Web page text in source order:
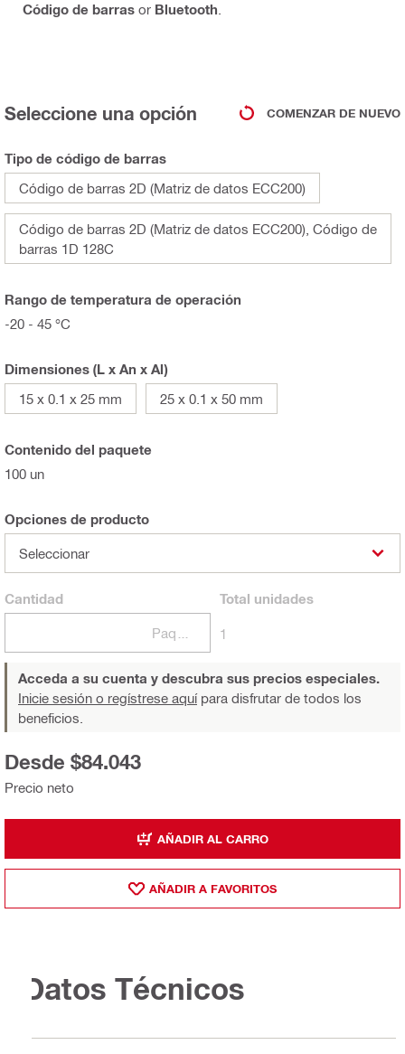
Código de barras or Bluetooth
Seleccione una opción COMENZAR DE NUEVO
Tipo de código de barras
Código de barras 2D (Matriz de datos ECC200)
Código de barras 2D (Matriz de datos ECC200), Código de
barras 1D 128C
Rango de temperatura de operación
-20 - 45 °C
Dimensiones (L x An x Al)
15 x 0.1 x 25 mm
25 x 0.1 x 50 mm
Contenido del paquete
100 un
Opciones de producto
Seleccionar
Cantidad Total unidades
1
Acceda a su cuenta y descubra sus precios especiales.
Inicie sesión o regístrese aquípara disfrutar de todos los
beneficios.
Precio neto
Desde $84.043
AÑADIR AL CARRO
AÑADIR A FAVORITOS
Datos Técnicos